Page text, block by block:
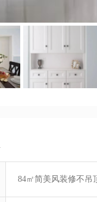
84㎡简美风装修不吊